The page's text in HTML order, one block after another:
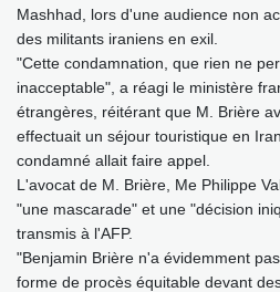
Mashhad, lors d'une audience non
des militants iraniens en exil.
"Cette condamnation, que rien ne
inacceptable", a réagi le ministère
étrangères, réitérant que M. Brière
effectuait un séjour touristique en
condamné allait faire appel.
L'avocat de M. Brière, Me Philippe
"une mascarade" et une "décision
transmis à l'AFP.
"Benjamin Brière n'a évidemment
forme de procès équitable devant